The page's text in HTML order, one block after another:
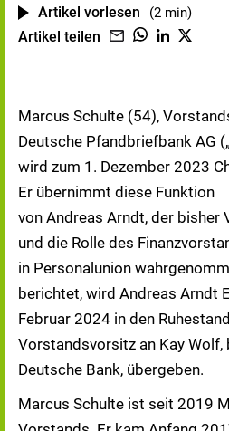
Artikel vorlesen (2 min)
Artikel teilen
Marcus Schulte (54),
Deutsche Pfandbriefbank AG
wird zum 1. Dezember 2023
Er übernimmt diese Funktion
von Andreas Arndt, der bisher
und die Rolle des
in Personalunion
berichtet, wird Andreas Arndt
Februar 2024 in den
Vorstandsvorsitz an Kay Wolf,
Deutsche Bank, übergeben.
Marcus Schulte ist seit 2019